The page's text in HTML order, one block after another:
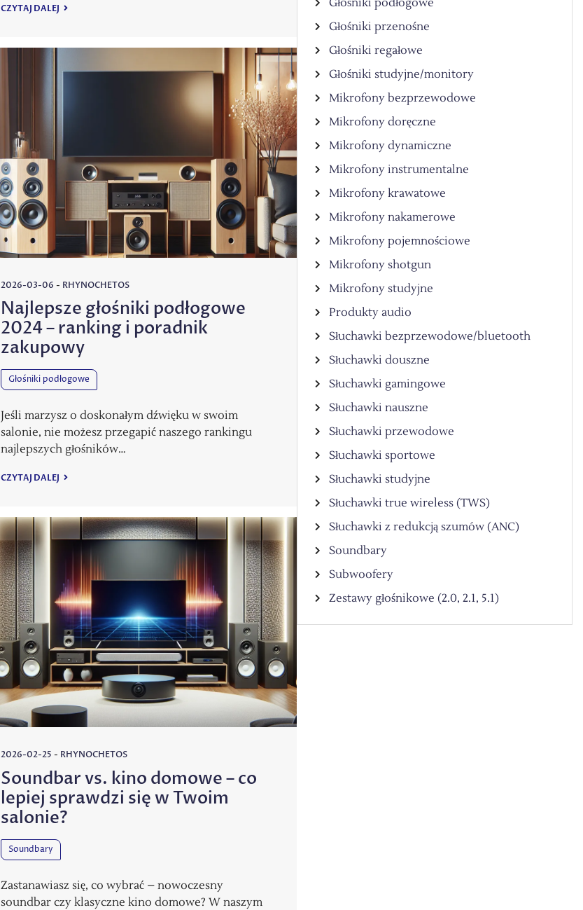
CZYTAJ DALEJ
2026-03-06 - RHYNOCHETOS
Najlepsze głośniki podłogowe
2024 – ranking i poradnik
zakupowy
Głośniki podłogowe
Jeśli marzysz o doskonałym dźwięku w swoim
salonie, nie możesz przegapić naszego rankingu
najlepszych głośników…
CZYTAJ DALEJ
2026-02-25 - RHYNOCHETOS
Soundbar vs. kino domowe – co
lepiej sprawdzi się w Twoim
salonie?
Soundbary
Zastanawiasz się, co wybrać – nowoczesny
soundbar czy klasyczne kino domowe? W naszym
Głośniki podłogowe
Głośniki przenośne
Głośniki regałowe
Głośniki studyjne/monitory
Mikrofony bezprzewodowe
Mikrofony doręczne
Mikrofony dynamiczne
Mikrofony instrumentalne
Mikrofony krawatowe
Mikrofony nakamerowe
Mikrofony pojemnościowe
Mikrofony shotgun
Mikrofony studyjne
Produkty audio
Słuchawki bezprzewodowe/bluetooth
Słuchawki douszne
Słuchawki gamingowe
Słuchawki nauszne
Słuchawki przewodowe
Słuchawki sportowe
Słuchawki studyjne
Słuchawki true wireless (TWS)
Słuchawki z redukcją szumów (ANC)
Soundbary
Subwoofery
Zestawy głośnikowe (2.0, 2.1, 5.1)